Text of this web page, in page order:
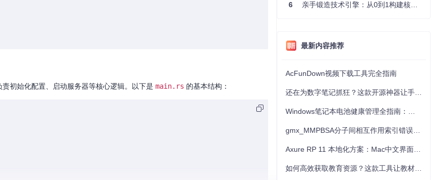
初始化配置、启动服务器等核心逻辑。以下是 main.rs 的基本结构：
6 亲手锻造技术引擎：从0到1构建核心系统的实践指南
最新内容推荐
AcFunDown视频下载工具完全指南